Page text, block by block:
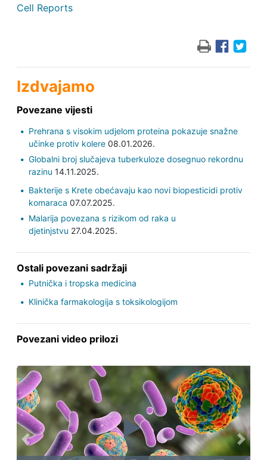
Cell Reports
Izdvajamo
Povezane vijesti
Prehrana s visokim udjelom proteina pokazuje snažne
učinke protiv kolere08.01.2026.
Globalni broj slučajeva tuberkuloze dosegnuo rekordnu
razinu 14.11.2025.
Bakterije s Krete obećavaju kao novi biopesticidi protiv
komaraca 07.07.2025.
Malarija povezana s rizikom od raka u
djetinjstvu 27.04.2025.
Ostali povezani sadržaji
Putnička i tropska medicina
Klinička farmakologija s toksikologijom
Povezani video prilozi
Previous Next